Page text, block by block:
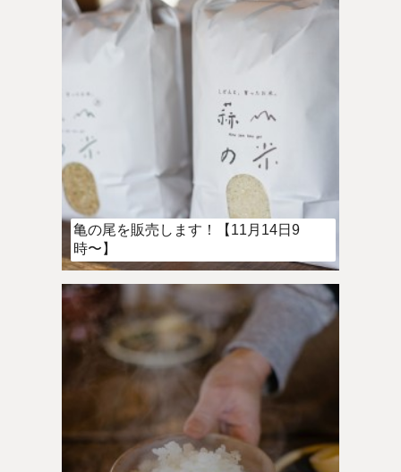
亀の尾を販売します！【11月14日9
時〜】